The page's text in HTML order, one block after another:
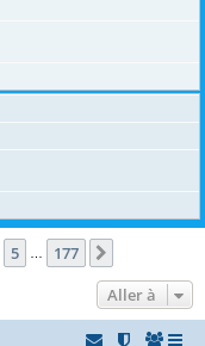
5 177
Aller à